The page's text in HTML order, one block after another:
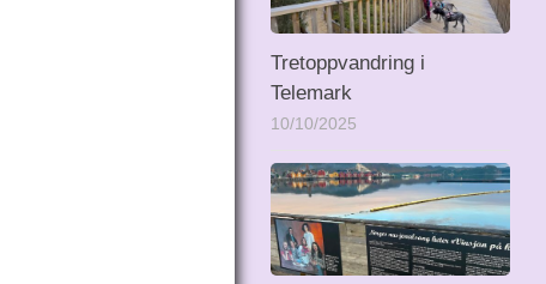
Tretoppvandring i
Telemark
10/10/2025